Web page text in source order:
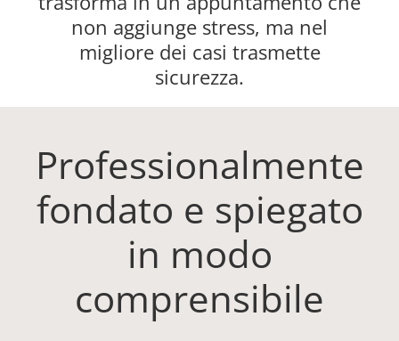
non aggiunge stress, ma nel
migliore dei casi trasmette
sicurezza.
Professionalmente
fondato e spiegato
in modo
comprensibile